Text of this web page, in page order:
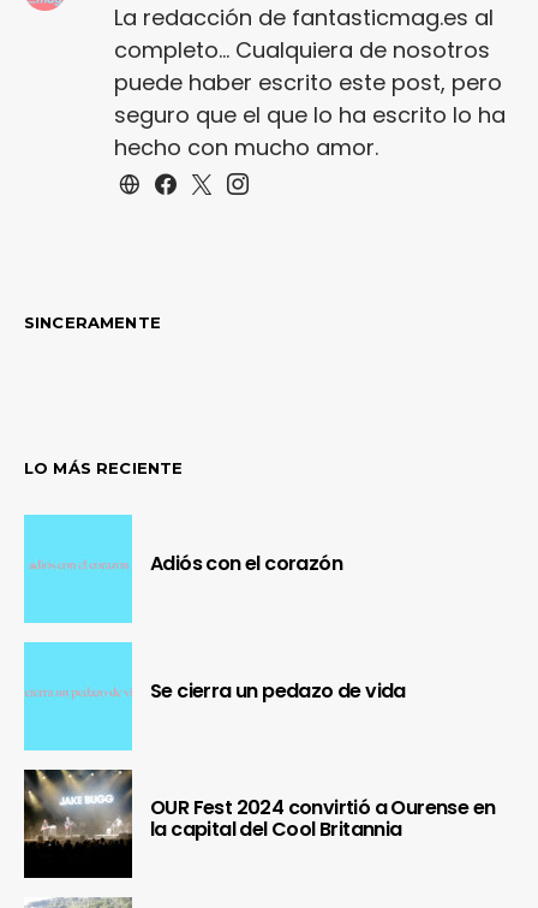
La redacción de fantasticmag.es al
completo... Cualquiera de nosotros
puede haber escrito este post, pero
seguro que el que lo ha escrito lo ha
hecho con mucho amor.
SINCERAMENTE
LO MÁS RECIENTE
Adiós con el corazón
Se cierra un pedazo de vida
OUR Fest 2024 convirtió a Ourense en
la capital del Cool Britannia